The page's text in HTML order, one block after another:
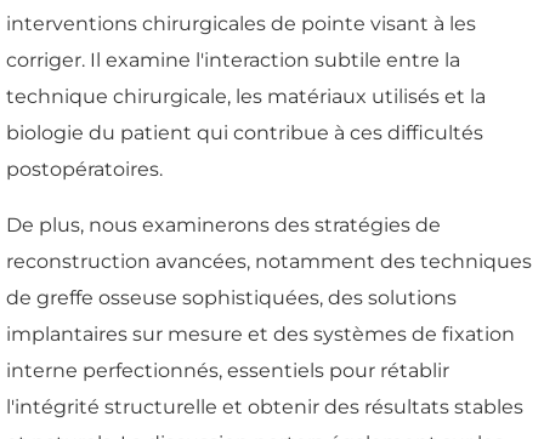
interventions chirurgicales de pointe visant à les
corriger. Il examine l'interaction subtile entre la
technique chirurgicale, les matériaux utilisés et la
biologie du patient qui contribue à ces difficultés
postopératoires.
De plus, nous examinerons des stratégies de
reconstruction avancées, notamment des techniques
de greffe osseuse sophistiquées, des solutions
implantaires sur mesure et des systèmes de fixation
interne perfectionnés, essentiels pour rétablir
l'intégrité structurelle et obtenir des résultats stables